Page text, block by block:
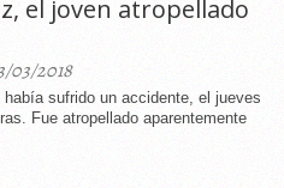
el joven atropellado
03/2018
sufrido un accidente, el jueves
Fue atropellado aparentemente